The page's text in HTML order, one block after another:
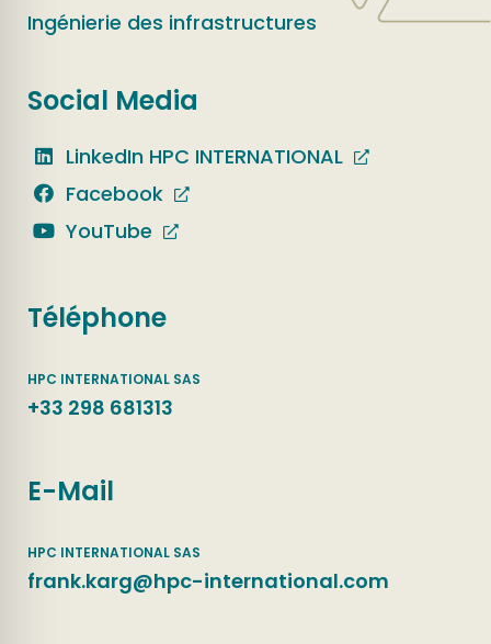
Ingénierie des infrastructures
Social Media
LinkedIn HPC INTERNATIONAL
Facebook
YouTube
Téléphone
+33 298 681313
E-Mail
frank.karg@hpc-international.com